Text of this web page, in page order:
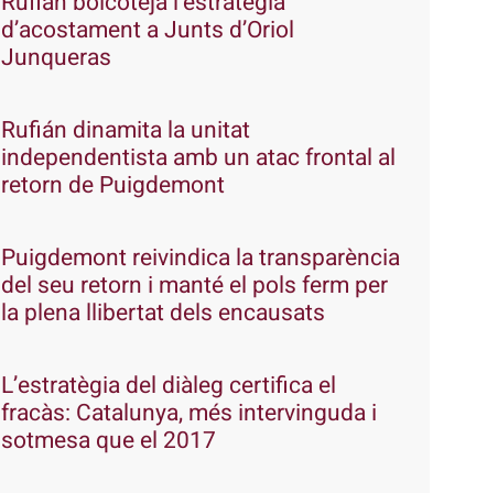
d’acostament a Junts d’Oriol
Junqueras
Rufián dinamita la unitat
independentista amb un atac frontal al
retorn de Puigdemont
Puigdemont reivindica la transparència
del seu retorn i manté el pols ferm per
la plena llibertat dels encausats
L’estratègia del diàleg certifica el
fracàs: Catalunya, més intervinguda i
sotmesa que el 2017